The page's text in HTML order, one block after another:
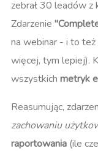
zebrał 30 leadów z
Zdarzenie
na webinar - i to
więcej, tym lepiej).
wszystkich metryk
Reasumując,
zachowaniu
raportowania (ile